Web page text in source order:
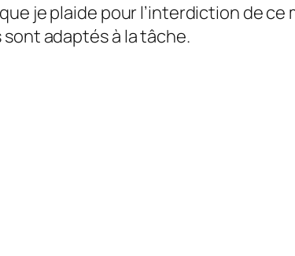
je plaide pour l’interdiction de ce
sont adaptés à la tâche.